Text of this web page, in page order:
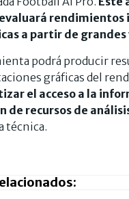
rendimientos
a partir de grandes
podrá producir
gráficas del
el acceso a la
de recursos de
técnica.